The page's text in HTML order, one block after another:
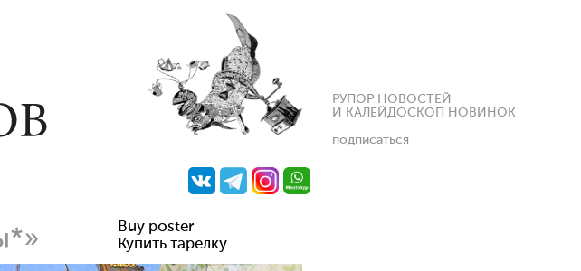
РУПОР НОВОСТЕЙ
И КАЛЕЙДОСКОП НОВИНОК
подписаться
Buy poster
Купить тарелку